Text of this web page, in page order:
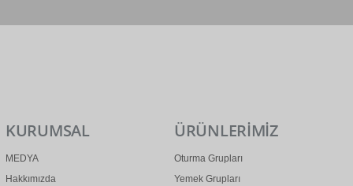
KURUMSAL
MEDYA
Hakkımızda
ÜRÜNLERİMİZ
Oturma Grupları
Yemek Grupları